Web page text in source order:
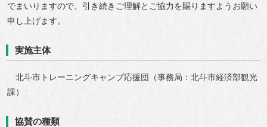
でまいりますので、引き続きご理解とご協力を賜りますようお願い
申し上げます。
実施主体
北斗市トレーニングキャンプ応援団（事務局：北斗市経済部観光
課）
協賛の種類